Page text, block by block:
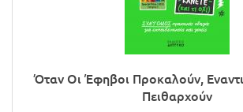
Όταν Οι Έφηβοι Προκαλούν,
Πειθαρχούν